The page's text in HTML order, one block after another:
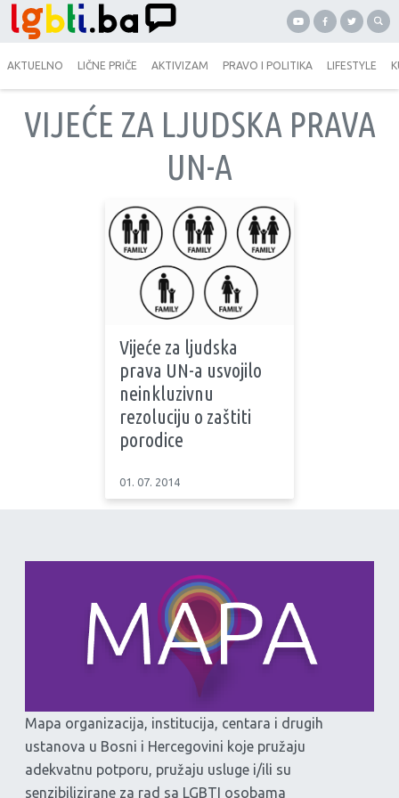
AKTUELNO LIČNE PRIČE AKTIVIZAM PRAVO I POLITIKA LIFESTYLE
VIJEĆE ZA LJUDSKA PRAVA
UN-A
Vijeće za ljudska
prava UN-a usvojilo
neinkluzivnu
rezoluciju o zaštiti
porodice
01. 07. 2014
Mapa organizacija, institucija, centara i drugih
ustanova u Bosni i Hercegovini koje pružaju
adekvatnu potporu, pružaju usluge i/ili su
senzibilizirane za rad sa LGBTI osobama